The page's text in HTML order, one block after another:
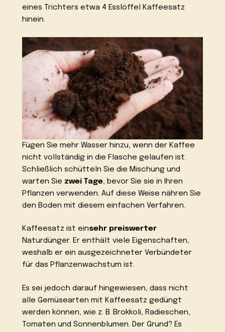
eines Trichters etwa 4 Esslöffel Kaffeesatz
hinein.
Fügen Sie mehr Wasser hinzu, wenn der Kaffee
nicht vollständig in die Flasche gelaufen ist.
Schließlich schütteln Sie die Mischung und
warten Sie zwei Tage, bevor Sie sie in Ihren
Pflanzen verwenden. Auf diese Weise nähren Sie
den Boden mit diesem einfachen Verfahren.
Kaffeesatz ist einsehr preiswerter
Naturdünger. Er enthält viele Eigenschaften,
weshalb er ein ausgezeichneter Verbündeter
für das Pflanzenwachstum ist.
Es sei jedoch darauf hingewiesen, dass nicht
alle Gemüsearten mit Kaffeesatz gedüngt
werden können, wie z. B. Brokkoli, Radieschen,
Tomaten und Sonnenblumen. Der Grund? Es